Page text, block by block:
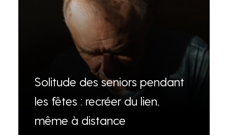
Solitude des seniors pendant
les fêtes : recréer du lien,
même à distance